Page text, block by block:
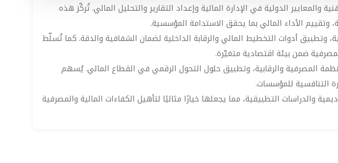
الدولية في الإدارة المالية وإعداد التقارير والتحليل المالي. تُركّز هذه
وتقييم الأداء المالي بما يحقق الاستدامة المؤسسية.
وتطبيق أدوات التخطيط المالي والرقابة الداخلية لضمان الشفافية والدقة. كما تُسلّط
ضمن بيئة اقتصادية متغيّرة.
المصرفية والرقابية، وتطبيق حلول التحول الرقمي في القطاع المالي. يُسهم
التنافسية للمؤسسات.
والدراسات التطبيقية، مما يجعلها خيارًا مثاليًا لتأهيل الكفاءات المالية والمصرفية